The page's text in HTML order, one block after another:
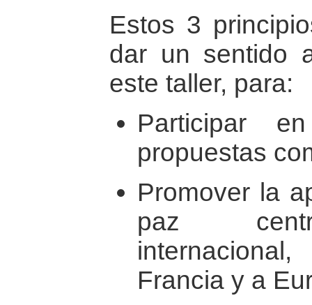
Estos 3
dar un sentido
este taller, para:
Participar
propuestas
Promover la
paz
Francia y a